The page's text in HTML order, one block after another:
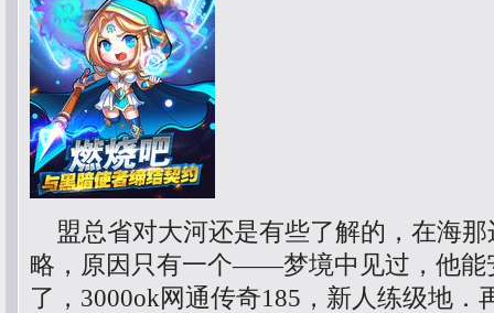
盟总省对大河还是有些了解的，在海那
略，原因只有一个——梦境中见过，他能
了，3000ok网通传奇185，新人练级地．